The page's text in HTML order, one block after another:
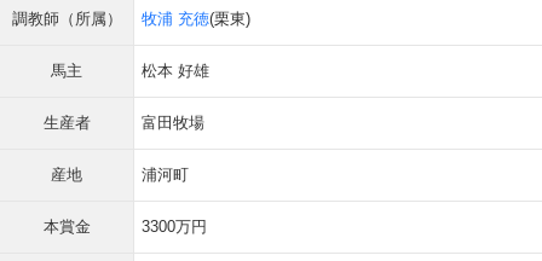
調教師（所属） 牧浦 充徳(栗東)
馬主 松本 好雄
生産者 富田牧場
産地 浦河町
本賞金 3300万円